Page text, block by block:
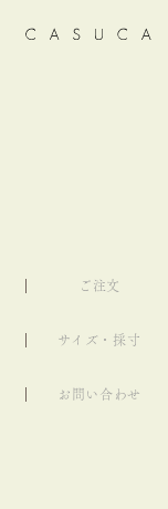
ご注文
サイズ・採寸
お問い合わせ